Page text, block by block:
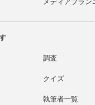
調査
クイズ
執筆者一覧